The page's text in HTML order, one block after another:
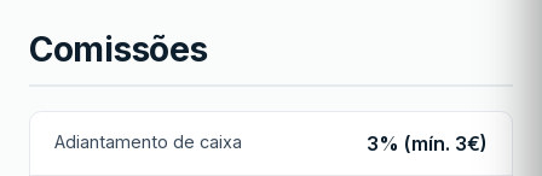
Comissões
Adiantamento de caixa 3% (mín. 3€)